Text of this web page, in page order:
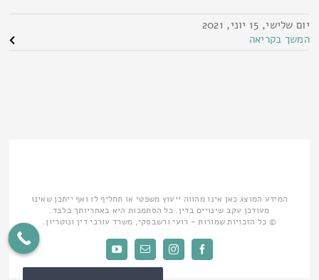
יום שלישי, 15 יוני, 2021
המשך בקריאה
המידע המוצג כאן אינו מהווה ייעוץ משפטי או תחליף לו ואף ייתכן שאינו
מעודכן עקב שינויים בדין. כל הסתמכות היא באחריותך בלבד.
© כל הזכויות שמורות - רועי ורשבסקי, משרד עורכי דין ונוטריון.
Facebook
Instagramכתובת
דואר
YouTube